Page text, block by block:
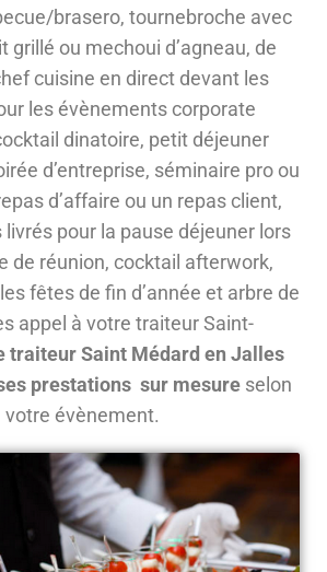
brasero, tournebroche avec
grillé ou mechoui d’agneau, de
cuisine en direct devant les
les évènements corporate
dinatoire, petit déjeuner
d’entreprise, séminaire pro ou
d’affaire ou un repas client,
pour la pause déjeuner lors
de réunion, cocktail afterwork,
fêtes de fin d’année et arbre de
appel à votre traiteur Saint-
traiteur Saint Médard en Jalles
prestations sur mesureselon
votre évènement.